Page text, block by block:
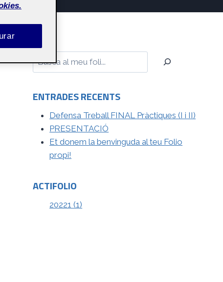
ENTRADES RECENTS
Defensa Treball FINAL Pràctiques (I i II)
PRESENTACIÓ
Et donem la benvinguda al teu Folio
propi!
ACTIFOLIO
20221 (1)